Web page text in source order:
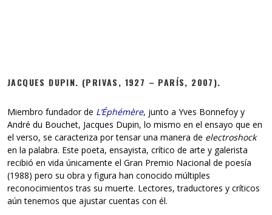
JACQUES DUPIN. (PRIVAS, 1927 – PARÍS, 2007).
Miembro fundador de L’Éphémère, junto a Yves Bonnefoy y
André du Bouchet, Jacques Dupin, lo mismo en el ensayo que en
el verso, se caracteriza por tensar una manera de electroshock
en la palabra. Este poeta, ensayista, crítico de arte y galerista
recibió en vida únicamente el Gran Premio Nacional de poesía
(1988) pero su obra y figura han conocido múltiples
reconocimientos tras su muerte. Lectores, traductores y críticos
aún tenemos que ajustar cuentas con él.